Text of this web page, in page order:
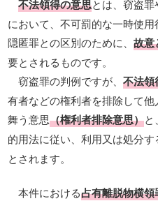
不法領得の意思とは、窃盗
において、不可罰的な一時使
隠匿罪との区別のために、故意
要とされるものです。
窃盗罪の判例ですが、不法領
有者などの権利者を排除して
舞う意思（権利者排除意思）
的用法に従い、利用又は処分す
とされます。
本件における占有離脱物横領